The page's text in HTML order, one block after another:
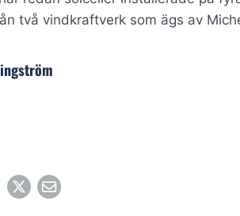
två vindkraftverk som ägs av